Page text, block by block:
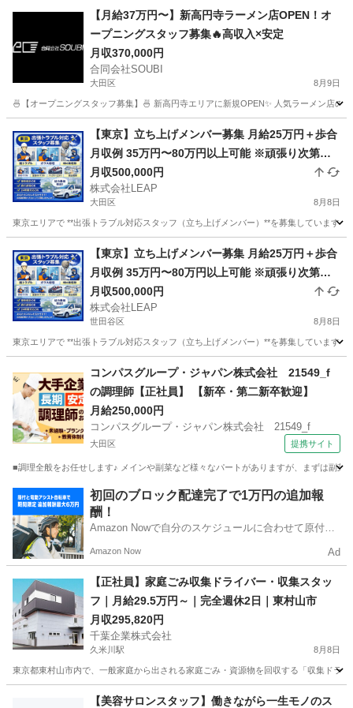
【月給37万円〜】新高円寺ラーメン店OPEN！オ
ープニングスタッフ募集🔥高収入×安定
月収370,000円
合同会社SOUBI
大田区 8月9日
🍜【オープニングスタッフ募集】🍜 新高円寺エリアに新規OPEN✨ 人気ラーメン
飲食 社会保険
【東京】立ち上げメンバー募集 月給25万円＋歩合
月収例 35万円〜80万円以上可能 ※頑張り次第で
高収入可能 ※繁忙期は100万円以上の実績あり
月収500,000円
株式会社LEAP
大田区 8月8日
東京エリアで **出張トラブル対応スタッフ（立ち上げメンバー）**を募集しています
その他 トラブル
【東京】立ち上げメンバー募集 月給25万円＋歩合
月収例 35万円〜80万円以上可能 ※頑張り次第で
高収入可能 ※繁忙期は100万円以上の実績あり
月収500,000円
株式会社LEAP
世田谷区 8月8日
東京エリアで **出張トラブル対応スタッフ（立ち上げメンバー）**を募集しています
その他 トラブル
コンパスグループ・ジャパン株式会社 21549_f
の調理師【正社員】 【新卒・第二新卒歓迎】
月給250,000円
コンパスグループ・ジャパン株式会社 21549_f
大田区 提携サイト
■調理全般をお任せします♪ メインや副菜など様々なパートがありますが、まずは副
調理師
初回のブロック配達完了で1万円の追加報
酬！
Amazon Nowで自分のスケジュールに合わせて原付や
う！
Amazon Now Ad
【正社員】家庭ごみ収集ドライバー・収集スタッ
フ｜月給29.5万円～｜完全週休2日｜東村山市
月収295,820円
千葉企業株式会社
久米川駅 8月8日
東京都東村山市内で、一般家庭から出される家庭ごみ・資源物を回収する「収集ドラ
久米川駅 その他
【美容サロンスタッフ】働きながら一生モノのス